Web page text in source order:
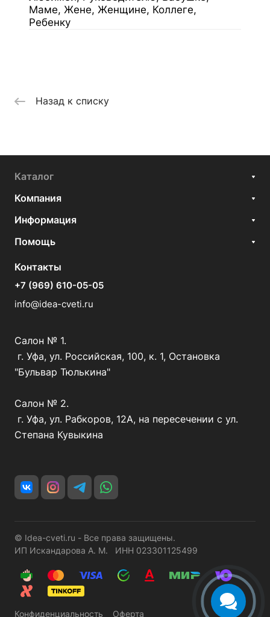
Маме, Жене, Женщине, Коллеге,
Ребенку
Назад к списку
Каталог
Компания
Информация
Помощь
Контакты
+7 (969) 610-05-05
info@idea-cveti.ru
Салон № 1.
г. Уфа, ул. Российская, 100, к. 1, Остановка
"Бульвар Тюлькина"
Салон № 2.
г. Уфа, ул. Рабкоров, 12А, на пересечении с ул.
Степана Кувыкина
© Idea-cveti.ru - Все права защищены.
ИП Искандарова А. М. ИНН 023301125499
Конфиденциальность Оферта